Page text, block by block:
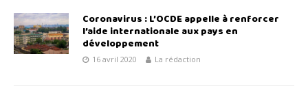
Coronavirus : L’OCDE appelle à renforcer
l’aide internationale aux pays en
développement
16 avril 2020 La rédaction